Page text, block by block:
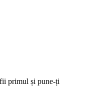
primul și pune-ți